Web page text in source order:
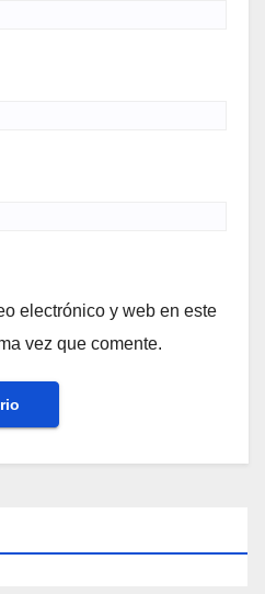
electrónico y web en este
vez que comente.